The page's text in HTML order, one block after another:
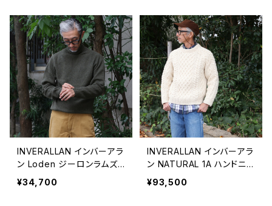
INVERALLAN インバーアラ
ン Loden ジーロンラムズ
ウール タートルネックセー
¥34,700
INVERALLAN インバーアラ
ン NATURAL 1A ハンドニッ
ト ウール クルーネックセー
¥93,500